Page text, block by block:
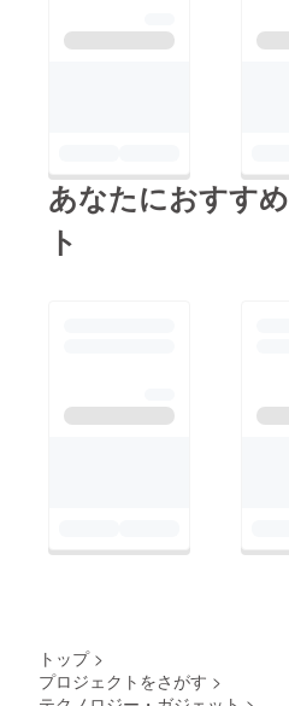
あなたにおすす
ト
トップ >
プロジェクトをさがす >